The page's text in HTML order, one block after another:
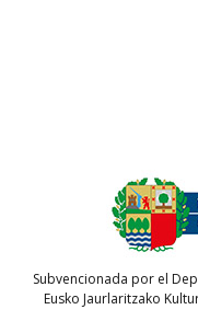
Subvencionada por el
Eusko Jaurlaritzako